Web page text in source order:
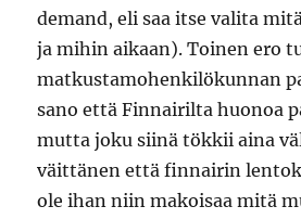
demand, eli saa itse valita
ja mihin aikaan). Toinen ero
matkustamohenkilökunnan
sano että Finnairilta huonoa
mutta joku siinä tökkii aina
väittänen että finnairin
ole ihan niin makoisaa mitä